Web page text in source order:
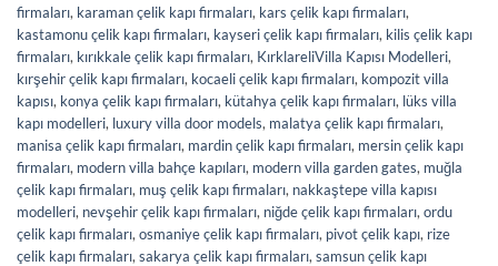
firmaları, karaman çelik kapı firmaları, kars çelik kapı firmaları,
kastamonu çelik kapı firmaları, kayseri çelik kapı firmaları, kilis çelik kapı
firmaları, kırıkkale çelik kapı firmaları, KırklareliVilla Kapısı Modelleri,
kırşehir çelik kapı firmaları, kocaeli çelik kapı firmaları, kompozit villa
kapısı, konya çelik kapı firmaları, kütahya çelik kapı firmaları, lüks villa
kapı modelleri, luxury villa door models, malatya çelik kapı firmaları,
manisa çelik kapı firmaları, mardin çelik kapı firmaları, mersin çelik kapı
firmaları, modern villa bahçe kapıları, modern villa garden gates, muğla
çelik kapı firmaları, muş çelik kapı firmaları, nakkaştepe villa kapısı
modelleri, nevşehir çelik kapı firmaları, niğde çelik kapı firmaları, ordu
çelik kapı firmaları, osmaniye çelik kapı firmaları, pivot çelik kapı, rize
çelik kapı firmaları, sakarya çelik kapı firmaları, samsun çelik kapı